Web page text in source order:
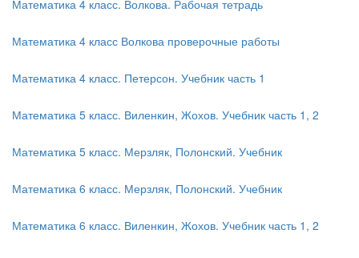
Математика 4 класс. Волкова. Рабочая тетрадь
Математика 4 класс Волкова проверочные работы
Математика 4 класс. Петерсон. Учебник часть 1
Математика 5 класс. Виленкин, Жохов. Учебник часть 1, 2
Математика 5 класс. Мерзляк, Полонский. Учебник
Математика 6 класс. Мерзляк, Полонский. Учебник
Математика 6 класс. Виленкин, Жохов. Учебник часть 1, 2